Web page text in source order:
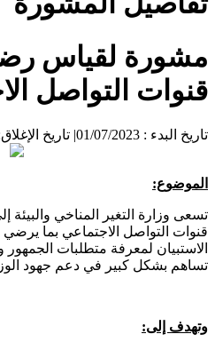
مشورة لقياس
قنوات التواصل
تاريخ البدء : 01/07/2023 | تاريخ الإغلاق: 31/07/
الموضوع:
تسعى وزارة التغير المناخي
قنوات التواصل الاجتماعي بما يرضي
الاستبيان لمعرفة متطلبات الجمهور
تساهم بشكل كبير في دعم جهود
وتهدف إلى: